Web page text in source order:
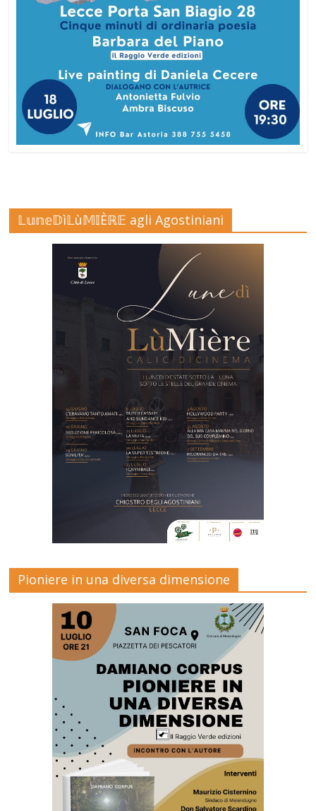
𝕃𝕦𝕟𝕖𝔻ì𝕃ù𝕄𝕀Èℝ𝔼 agli Agostiniani
Pioniere in una diversa dimensione